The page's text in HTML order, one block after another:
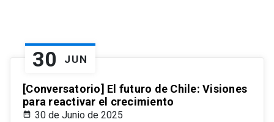
30 JUN
[Conversatorio] El futuro de Chile: Visiones
para reactivar el crecimiento
30 de Junio de 2025